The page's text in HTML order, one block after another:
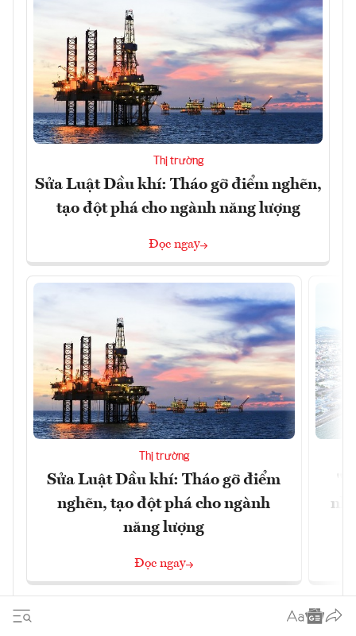
Thị trường
Sửa Luật Dầu khí: Tháo gỡ điểm nghẽn,
tạo đột phá cho ngành năng lượng
Đọc ngay
Thị trường
Sửa Luật Dầu khí: Tháo gỡ điểm
nghẽn, tạo đột phá cho ngành
năng lượng
Đọc ngay